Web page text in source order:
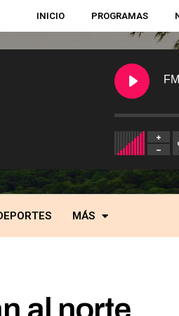
INICIO PROGRAMAS
MÁS
al norte